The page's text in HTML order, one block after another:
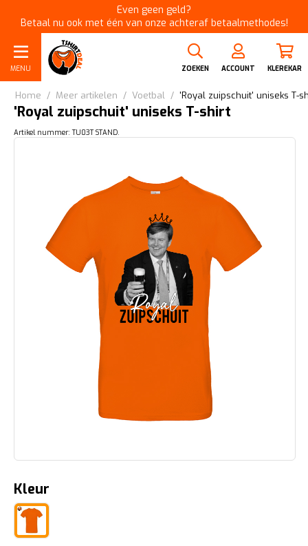
Even geen geld?
Betaal nu ook met één van onze achteraf betaalmethodes!
MENU ZOEKEN ACCOUNT KLEREKAR
Home / Meer artikelen / Voetbal / 'Royal zuipschuit' uniseks T-
'Royal zuipschuit' uniseks T-shirt
Artikel nummer: TU03T STAND.
Kleur